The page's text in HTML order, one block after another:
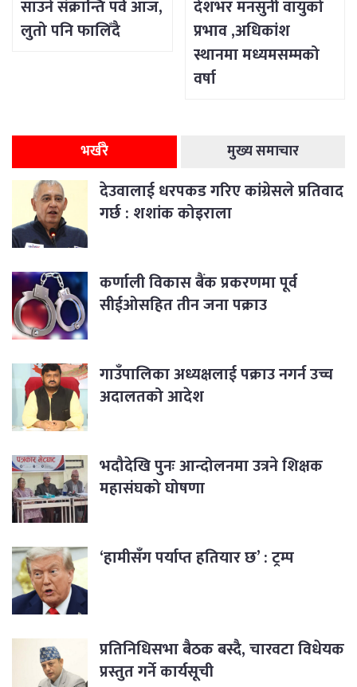
साउने संक्रान्ति पर्व आज,
लुतो पनि फालिँदै
देशभर मनसुनी वायुको
प्रभाव ,अधिकांश
स्थानमा मध्यमसम्मको
वर्षा
भर्खरै मुख्य समाचार
देउवालाई धरपकड गरिए कांग्रेसले प्रतिवाद
गर्छ : शशांक कोइराला
कर्णाली विकास बैंक प्रकरणमा पूर्व
सीईओसहित तीन जना पक्राउ
गाउँपालिका अध्यक्षलाई पक्राउ नगर्न उच्च
अदालतको आदेश
भदौदेखि पुनः आन्दोलनमा उत्रने शिक्षक
महासंघको घोषणा
‘हामीसँग पर्याप्त हतियार छ’ : ट्रम्प
प्रतिनिधिसभा बैठक बस्दै, चारवटा विधेयक
प्रस्तुत गर्ने कार्यसूची